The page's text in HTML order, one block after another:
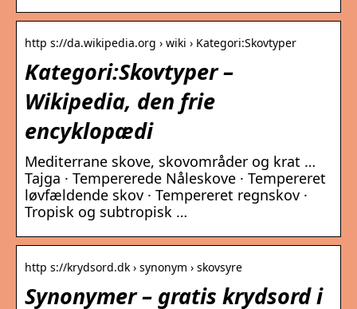
http s://da.wikipedia.org › wiki › Kategori:Skovtyper
Kategori:Skovtyper –
Wikipedia, den frie
encyklopædi
Mediterrane skove, skovområder og krat …
Tajga · Tempererede Nåleskove · Tempereret
løvfældende skov · Tempereret regnskov ·
Tropisk og subtropisk …
http s://krydsord.dk › synonym › skovsyre
Synonymer – gratis krydsord i